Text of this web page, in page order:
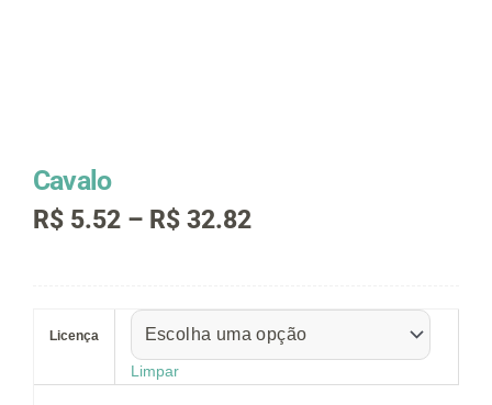
Cavalo
R$ 5.52 – R$ 32.82Faixa
através
R$ 32.82
Licença
Limpar